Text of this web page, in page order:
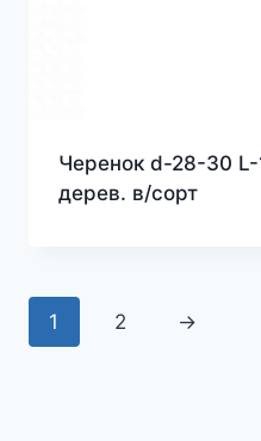
Черенок d-28-30
дерев. в/сорт
1 2 →